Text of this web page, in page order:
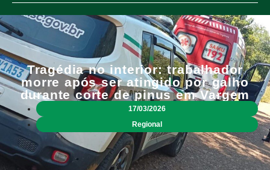
Tragédia no interior: trabalhador
morre após ser atingido por galho
durante corte de pinus em Vargem
17/03/2026
Regional